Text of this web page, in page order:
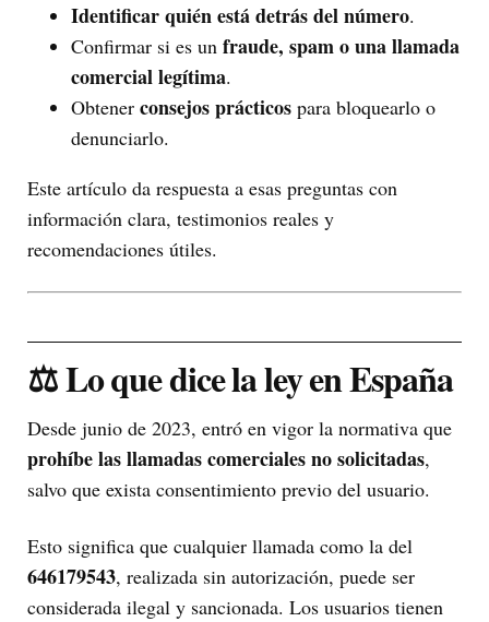
Identificar quién está detrás del número.
Confirmar si es un fraude, spam o una llamada
comercial legítima.
Obtener consejos prácticos para bloquearlo o
denunciarlo.
Este artículo da respuesta a esas preguntas con
información clara, testimonios reales y
recomendaciones útiles.
⚖️ Lo que dice la ley en España
Desde junio de 2023, entró en vigor la normativa que
prohíbe las llamadas comerciales no solicitadas,
salvo que exista consentimiento previo del usuario.
Esto significa que cualquier llamada como la del
646179543, realizada sin autorización, puede ser
considerada ilegal y sancionada. Los usuarios tienen